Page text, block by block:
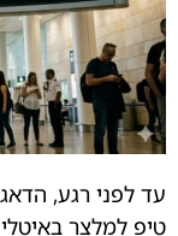
עד לפני רגע,
טיפ למלצר